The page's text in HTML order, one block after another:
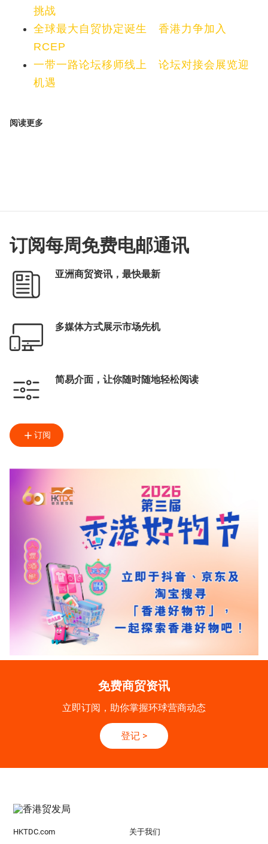
挑战
全球最大自贸协定诞生 香港力争加入
RCEP
一带一路论坛移师线上 论坛对接会展览迎
机遇
阅读更多
订阅每周免费电邮通讯
亚洲商贸资讯，最快最新
多媒体方式展示市场先机
简易介面，让你随时随地轻松阅读
订阅
免费商贸资讯
立即订阅，助你掌握环球营商动态
登记 >
HKTDC.com 关于我们